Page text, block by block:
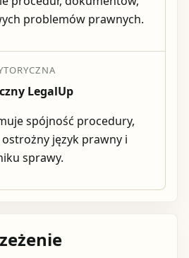
problemów prawnych.
LegalUp
spójność procedury,
ostrożny język prawny i
sprawy.